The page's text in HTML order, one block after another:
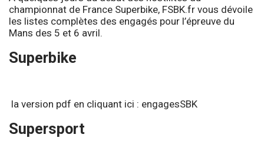
championnat de France Superbike, FSBK.fr vous dévoile
les listes complètes des engagés pour l’épreuve du
Mans des 5 et 6 avril.
Superbike
la version pdf en cliquant ici : engagesSBK
Supersport